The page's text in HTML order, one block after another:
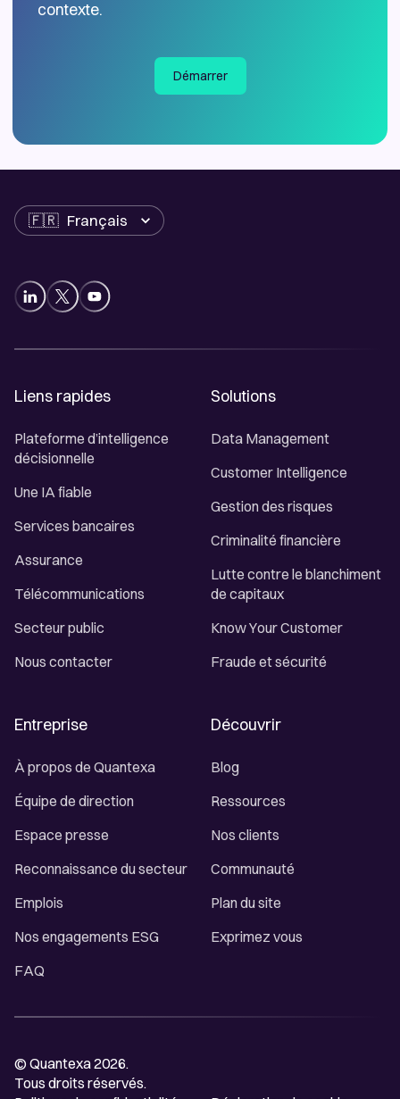
contexte.
Démarrer
Langue
Liens rapides
Plateforme d’intelligence
décisionnelle
Une IA fiable
Services bancaires
Assurance
Télécommunications
Secteur public
Nous contacter
Solutions
Data Management
Customer Intelligence
Gestion des risques
Criminalité financière
Lutte contre le blanchiment
de capitaux
Know Your Customer
Fraude et sécurité
Entreprise
À propos de Quantexa
Équipe de direction
Espace presse
Reconnaissance du secteur
Emplois
Nos engagements ESG
FAQ
Découvrir
Blog
Ressources
Nos clients
Communauté
Plan du site
Exprimez vous
© Quantexa 2026.
Tous droits réservés.